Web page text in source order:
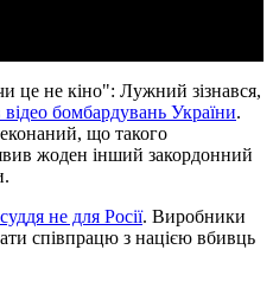
це не кіно": Лужний зізнався,
бомбардувань України.
що такого
жоден інший закордонний
не для Росії. Виробники
співпрацю з нацією вбивць